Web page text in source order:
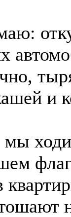
и